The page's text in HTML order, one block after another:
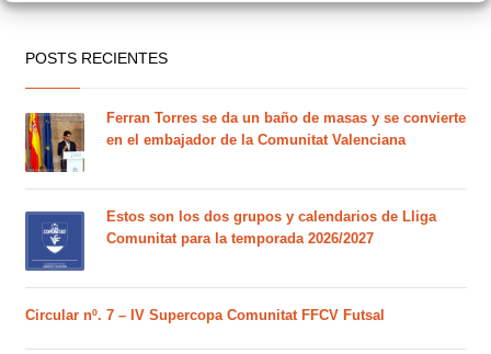
POSTS RECIENTES
Ferran Torres se da un baño de masas y se convierte
en el embajador de la Comunitat Valenciana
Estos son los dos grupos y calendarios de Lliga
Comunitat para la temporada 2026/2027
Circular nº. 7 – IV Supercopa Comunitat FFCV Futsal